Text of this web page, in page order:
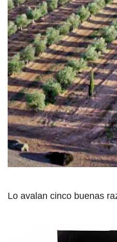
Lo avalan cinco buenas